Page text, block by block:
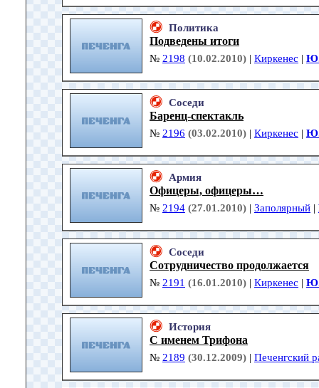
Политика
Подведены итоги
№ 2198 (10.02.2010) | Киркенес |
Соседи
Баренц-спектакль
№ 2196 (03.02.2010) | Киркенес |
Армия
Офицеры, офицеры…
№ 2194 (27.01.2010) | Заполярный |
Соседи
Сотрудничество продолжается
№ 2191 (16.01.2010) | Киркенес |
История
С именем Трифона
№ 2189 (30.12.2009) | Печенгский